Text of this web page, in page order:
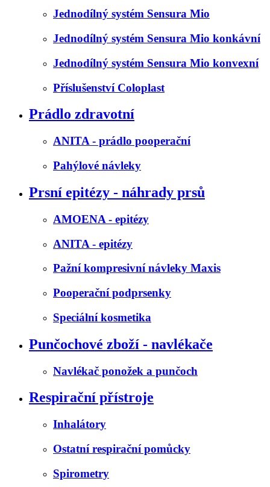
Jednodílný systém Sensura Mio
Jednodílný systém Sensura Mio konkávní
Jednodílný systém Sensura Mio konvexní
Příslušenství Coloplast
Prádlo zdravotní
ANITA - prádlo pooperační
Pahýlové návleky
Prsní epitézy - náhrady prsů
AMOENA - epitézy
ANITA - epitézy
Pažní kompresivní návleky Maxis
Pooperační podprsenky
Speciální kosmetika
Punčochové zboží - navlékače
Navlékač ponožek a punčoch
Respirační přístroje
Inhalátory
Ostatní respirační pomůcky
Spirometry